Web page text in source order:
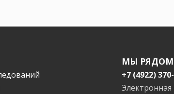
МЫ РЯДОМ
+7 (4922)
Электронная